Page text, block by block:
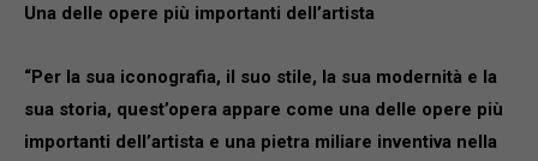
Una delle opere più importanti dell’artista
“Per la sua iconografia, il suo stile, la sua modernità e la
sua storia, quest’opera appare come una delle opere più
importanti dell’artista e una pietra miliare inventiva nella